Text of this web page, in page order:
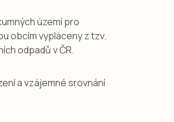
území pro
obcím vypláceny z tzv.
odpadů v ČR.
a vzájemné srovnání